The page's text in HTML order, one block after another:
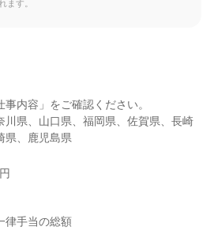
ます。
内容」をご確認ください。
川県、山口県、福岡県、佐賀県、長崎
県、鹿児島県
律手当の総額